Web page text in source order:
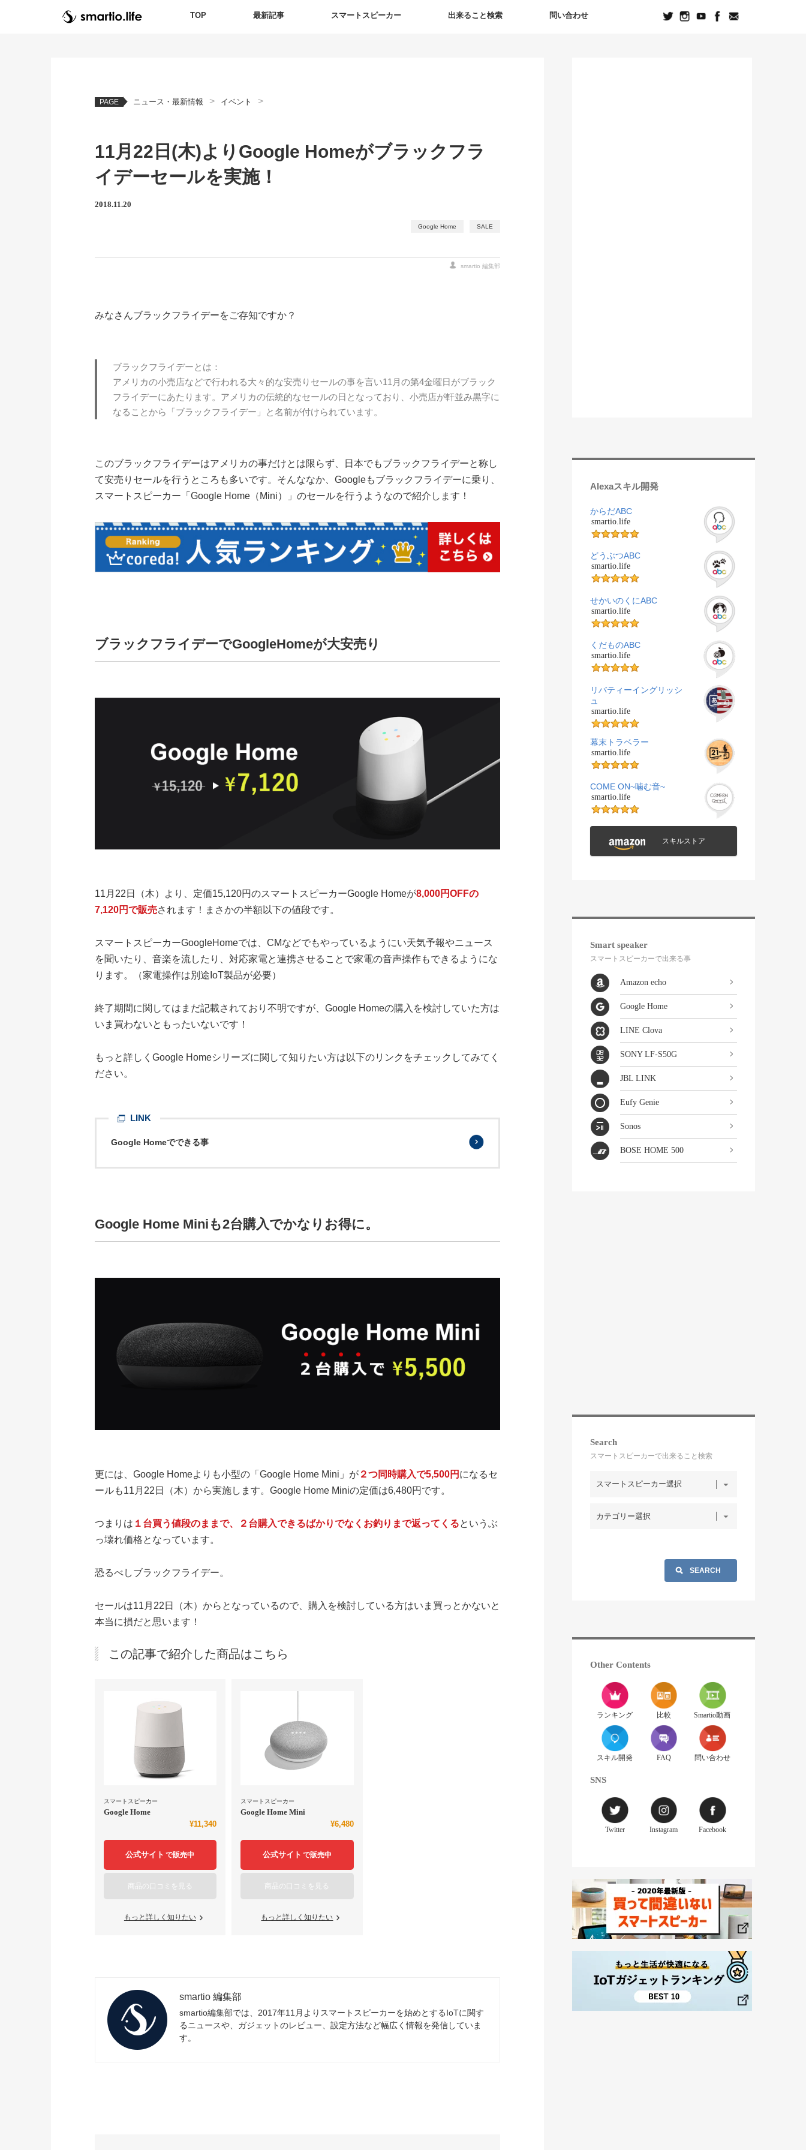
TOP 最新記事 スマートスピーカー 出来ること検索 問い合わせ
PAGE ニュース・最新情報 > イベント >
11月22日(木)よりGoogle Homeがブラックフラ
イデーセールを実施！
2018.11.20
Google Home SALE
smartio 編集部
みなさんブラックフライデーをご存知ですか？
ブラックフライデーとは：
アメリカの小売店などで行われる大々的な安売りセールの事を言い11月の第4金曜日がブラック
フライデーにあたります。アメリカの伝統的なセールの日となっており、小売店が軒並み黒字に
なることから「ブラックフライデー」と名前が付けられています。
このブラックフライデーはアメリカの事だけとは限らず、日本でもブラックフライデーと称し
て安売りセールを行うところも多いです。そんななか、Googleもブラックフライデーに乗り、
スマートスピーカー「Google Home（Mini）」のセールを行うようなので紹介します！
ブラックフライデーでGoogleHomeが大安売り
11月22日（木）より、定価15,120円のスマートスピーカーGoogle Homeが8,000円OFFの
7,120円で販売されます！まさかの半額以下の値段です。
スマートスピーカーGoogleHomeでは、CMなどでもやっているようにい天気予報やニュース
を聞いたり、音楽を流したり、対応家電と連携させることで家電の音声操作もできるようにな
ります。（家電操作は別途IoT製品が必要）
終了期間に関してはまだ記載されており不明ですが、Google Homeの購入を検討していた方は
いま買わないともったいないです！
もっと詳しくGoogle Homeシリーズに関して知りたい方は以下のリンクをチェックしてみてく
ださい。
LINK
Google Homeでできる事
Google Home Miniも2台購入でかなりお得に。
更には、Google Homeよりも小型の「Google Home Mini」が２つ同時購入で5,500円 になるセ
ールも11月22日（木）から実施します。Google Home Miniの定価は6,480円です。
つまりは １台買う値段のままで、２台購入できるばかりでなくお釣りまで返ってくるというぶ
っ壊れ価格となっています。
恐るべしブラックフライデー。
セールは11月22日（木）からとなっているので、購入を検討している方はいま買っとかないと
本当に損だと思います！
この記事で紹介した商品はこちら
スマートスピーカー
Google Home
¥11,340
公式サイト で販売中
商品の口コミを見る
もっと詳しく知りたい
スマートスピーカー
Google Home Mini
¥6,480
公式サイト で販売中
商品の口コミを見る
もっと詳しく知りたい
smartio 編集部
smartio編集部では、2017年11月よりスマートスピーカーを始めとするIoTに関す
るニュースや、ガジェットのレビュー、設定方法など幅広く情報を発信していま
す。
Alexaスキル開発
からだABC
smartio.life
どうぶつABC
smartio.life
せかいのくにABC
smartio.life
くだものABC
smartio.life
リバティーイングリッシ
ュ
smartio.life
幕末トラベラー
smartio.life
COME ON~噛む音~
smartio.life
スキルストア
Smart speaker
スマートスピーカーで出来る事
Amazon echo
Google Home
LINE Clova
SONY LF-S50G
JBL LINK
Eufy Genie
Sonos
BOSE HOME 500
Search
スマートスピーカーで出来ること検索
Other Contents
ランキング 比較 Smartio動画
スキル開発 FAQ 問い合わせ
SNS
Twitter Instagram Facebook